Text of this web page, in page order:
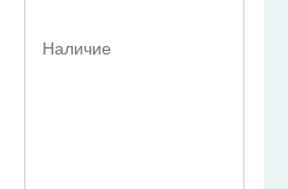
Наличие